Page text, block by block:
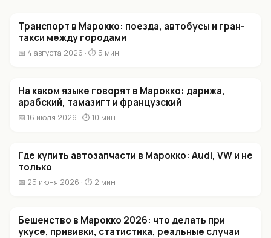
Транспорт в Марокко: поезда, автобусы и гран-
такси между городами
📅 4 августа 2026 · ⏱ 5 мин
На каком языке говорят в Марокко: дарижа,
арабский, тамазигт и французский
📅 16 июля 2026 · ⏱ 10 мин
Где купить автозапчасти в Марокко: Audi, VW и не
только
📅 25 июня 2026 · ⏱ 2 мин
Бешенство в Марокко 2026: что делать при
укусе, прививки, статистика, реальные случаи